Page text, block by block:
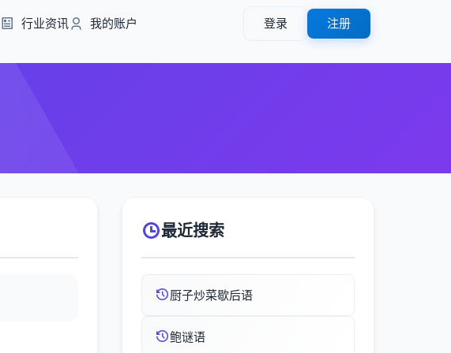
行业资讯 我的账户 登录 注册
最近搜索
厨子炒菜歇后语
鲍谜语